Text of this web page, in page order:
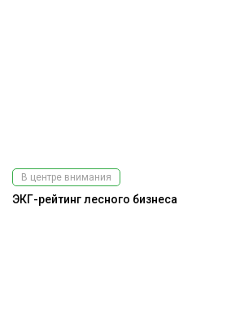
В центре внимания
ЭКГ-рейтинг лесного бизнеса